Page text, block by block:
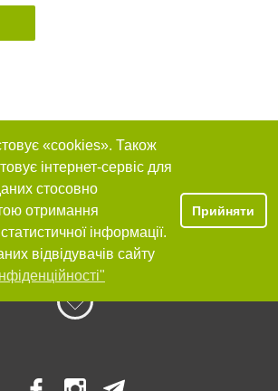
«cookies». Також
інтернет-сервіс для
стосовно
отримання
інформації.
відвідувачів сайту
Прийняти